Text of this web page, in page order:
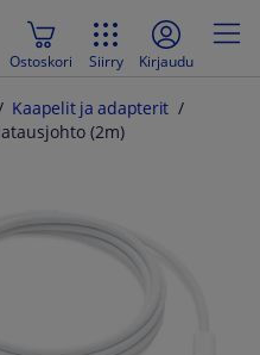
Ostoskori Siirry Kirjaudu
Kaapelit ja adapterit
(2m)